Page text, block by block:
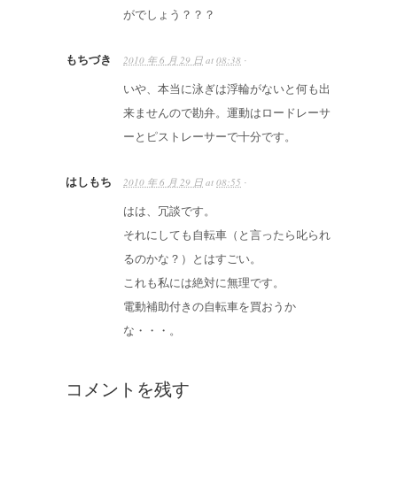
がでしょう？？？
もちづき 2010 年 6 月 29 日 at 08:38 ·
いや、本当に泳ぎは浮輪がないと何も出
来ませんので勘弁。運動はロードレーサ
ーとピストレーサーで十分です。
はしもち 2010 年 6 月 29 日 at 08:55 ·
はは、冗談です。
それにしても自転車（と言ったら叱られ
るのかな？）とはすごい。
これも私には絶対に無理です。
電動補助付きの自転車を買おうか
な・・・。
コメントを残す